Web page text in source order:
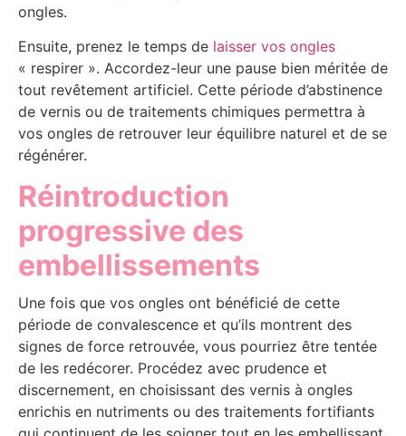
ongles.
Ensuite, prenez le temps de laisser vos ongles
« respirer ». Accordez-leur une pause bien méritée de
tout revêtement artificiel. Cette période d’abstinence
de vernis ou de traitements chimiques permettra à
vos ongles de retrouver leur équilibre naturel et de se
régénérer.
Réintroduction
progressive des
embellissements
Une fois que vos ongles ont bénéficié de cette
période de convalescence et qu’ils montrent des
signes de force retrouvée, vous pourriez être tentée
de les redécorer. Procédez avec prudence et
discernement, en choisissant des vernis à ongles
enrichis en nutriments ou des traitements fortifiants